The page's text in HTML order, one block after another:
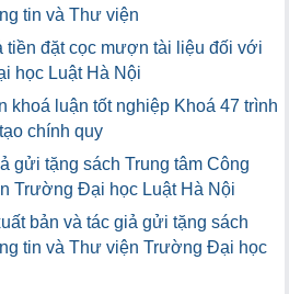
tin và Thư viện
tiền đặt cọc mượn tài liệu đối với
học Luật Hà Nội
khoá luận tốt nghiệp Khoá 47 trình
chính quy
gửi tặng sách Trung tâm Công
Trường Đại học Luật Hà Nội
bản và tác giả gửi tặng sách
tin và Thư viện Trường Đại học